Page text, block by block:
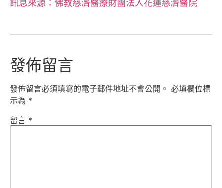
訊息來源：佛教慈濟醫療財團法人花蓮慈濟醫院
發佈留言
發佈留言必須填寫的電子郵件地址不會公開。 必填欄位標
示為 *
留言 *